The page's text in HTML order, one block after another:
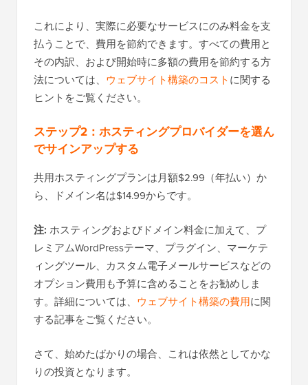
これにより、実際​​に必要なサービスにのみ料金を支
払うことで、費用を節約できます。すべての費用と
その内訳、および開始時に多額の費用を節約する方
法については、 ウェブサイト構築のコストに関する
ヒントをご覧ください。
ステップ2：ホスティングプロバイダーを選ん
でサインアップする
共用ホスティングプランは月額$2.99（年払い）か
ら、ドメイン名は$14.99からです。
注: ホスティングおよびドメイン料金に加えて、プ
レミアムWordPressテーマ、プラグイン、マーケテ
ィングツール、カスタム電子メールサービスなどの
オプション費用も予算に含めることをお勧めしま
す。詳細については、 ウェブサイト構築の費用に関
する記事をご覧ください。
さて、始めたばかりの場合、これは依然としてかな
りの投資となります。